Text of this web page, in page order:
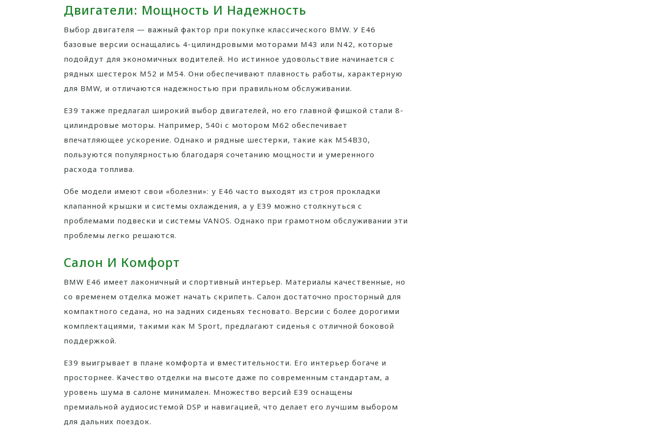
Двигатели: Мощность И Надежность
Выбор двигателя — важный фактор при покупке классического BMW. У E46
базовые версии оснащались 4-цилиндровыми моторами M43 или N42, которые
подойдут для экономичных водителей. Но истинное удовольствие начинается с
рядных шестерок M52 и M54. Они обеспечивают плавность работы, характерную
для BMW, и отличаются надежностью при правильном обслуживании.
E39 также предлагал широкий выбор двигателей, но его главной фишкой стали 8-
цилиндровые моторы. Например, 540i с мотором M62 обеспечивает
впечатляющее ускорение. Однако и рядные шестерки, такие как M54B30,
пользуются популярностью благодаря сочетанию мощности и умеренного
расхода топлива.
Обе модели имеют свои «болезни»: у E46 часто выходят из строя прокладки
клапанной крышки и системы охлаждения, а у E39 можно столкнуться с
проблемами подвески и системы VANOS. Однако при грамотном обслуживании эти
проблемы легко решаются.
Салон И Комфорт
BMW E46 имеет лаконичный и спортивный интерьер. Материалы качественные, но
со временем отделка может начать скрипеть. Салон достаточно просторный для
компактного седана, но на задних сиденьях тесновато. Версии с более дорогими
комплектациями, такими как M Sport, предлагают сиденья с отличной боковой
поддержкой.
E39 выигрывает в плане комфорта и вместительности. Его интерьер богаче и
просторнее. Качество отделки на высоте даже по современным стандартам, а
уровень шума в салоне минимален. Множество версий E39 оснащены
премиальной аудиосистемой DSP и навигацией, что делает его лучшим выбором
для дальних поездок.